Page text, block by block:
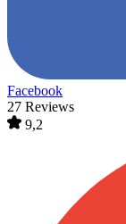
Facebook
27 Reviews
9,2